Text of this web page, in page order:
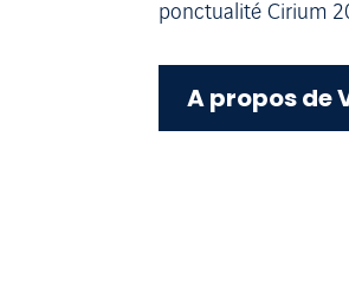
ponctualité Cirium
A propos de